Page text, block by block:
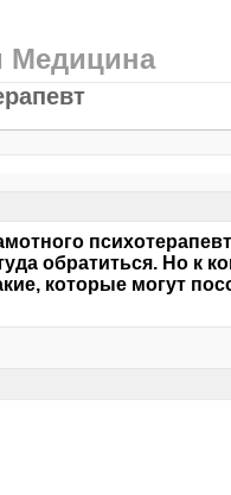
Медицина
обратиться. Но к
которые могут